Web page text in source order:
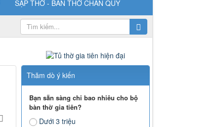
SẬP THỜ - BÀN THỜ CHÂN QUỲ
Thăm dò ý kiến
Bạn sẵn sàng chi bao nhiêu cho bộ
bàn thờ gia tiên?
Dưới 3 triệu